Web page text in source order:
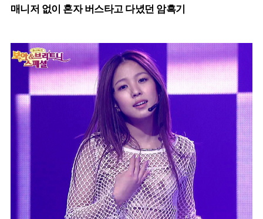
매니저 없이 혼자 버스타고 다녔던 암흑기